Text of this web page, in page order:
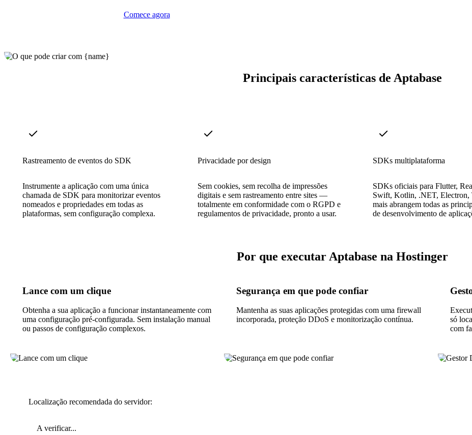
Comece agora
Principais características de Aptabase
Rastreamento de eventos do SDK
Instrumente a aplicação com uma única
chamada de SDK para monitorizar eventos
nomeados e propriedades em todas as
plataformas, sem configuração complexa.
Privacidade por design
Sem cookies, sem recolha de impressões
digitais e sem rastreamento entre sites —
totalmente em conformidade com o RGPD e
regulamentos de privacidade, pronto a usar.
SDKs multiplataforma
SDKs oficiais para Flutter,
Swift, Kotlin, .NET, Electron,
mais abrangem todas as
de desenvolvimento de
Por que executar Aptabase na Hostinger
Lance com um clique
Obtenha a sua aplicação a funcionar instantaneamente com
uma configuração pré-configurada. Sem instalação manual
ou passos de configuração complexos.
Segurança em que pode confiar
Mantenha as suas aplicações protegidas com uma firewall
incorporada, proteção DDoS e monitorização contínua.
só
com
Localização recomendada do servidor:
A verificar...